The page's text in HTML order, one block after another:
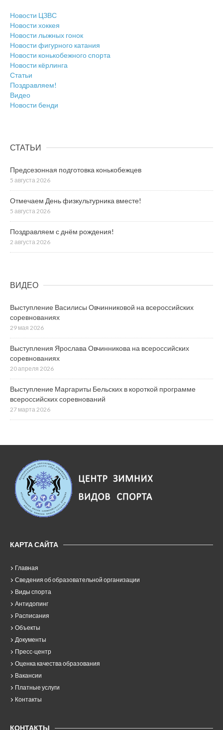
Новости ЦЗВС
Новости хоккея
Новости лыжных гонок
Новости фигурного катания
Новости конькобежного спорта
Новости кёрлинга
Статьи
Поздравляем!
Видео
Новости бенди
СТАТЬИ
Предсезонная подготовка конькобежцев
5 августа 2026
Отмечаем День физкультурника вместе!
5 августа 2026
Поздравляем с днём рождения!
2 августа 2026
ВИДЕО
Выступление Василисы Овчинниковой на всероссийских
соревнованиях
29 мая 2026
Выступления Ярослава Овчинникова на всероссийских
соревнованиях
20 апреля 2026
Выступление Маргариты Бельских в короткой программе
всероссийских соревнований
27 марта 2026
КАРТА САЙТА
Главная
Сведения об образовательной организации
Виды спорта
Антидопинг
Расписания
Объекты
Документы
Пресс-центр
Оценка качества образования
Вакансии
Платные услуги
Контакты
КОНТАКТЫ